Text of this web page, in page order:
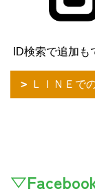
ID検索で追加も
ＬＩＮＥで